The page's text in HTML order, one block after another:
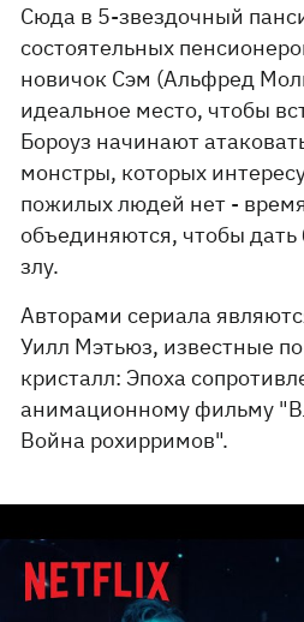
Сюда в 5-звездочный
состоятельных
новичок Сэм (Альфред
идеальное место, чтобы
Бороуз начинают
монстры, которых
пожилых людей нет -
объединяются, чтобы
злу.
Авторами сериала
Уилл Мэтьюз, известные
кристалл: Эпоха
анимационному фильму
Война рохирримов".